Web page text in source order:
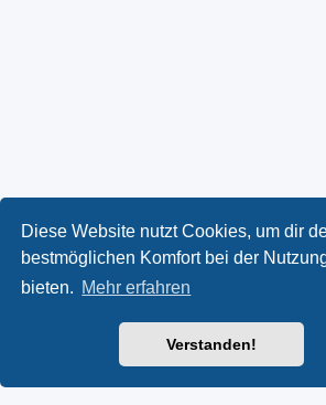
Diese Website nutzt Cookies, um dir
bestmöglichen Komfort bei der
bieten. Mehr erfahren
Verstanden!